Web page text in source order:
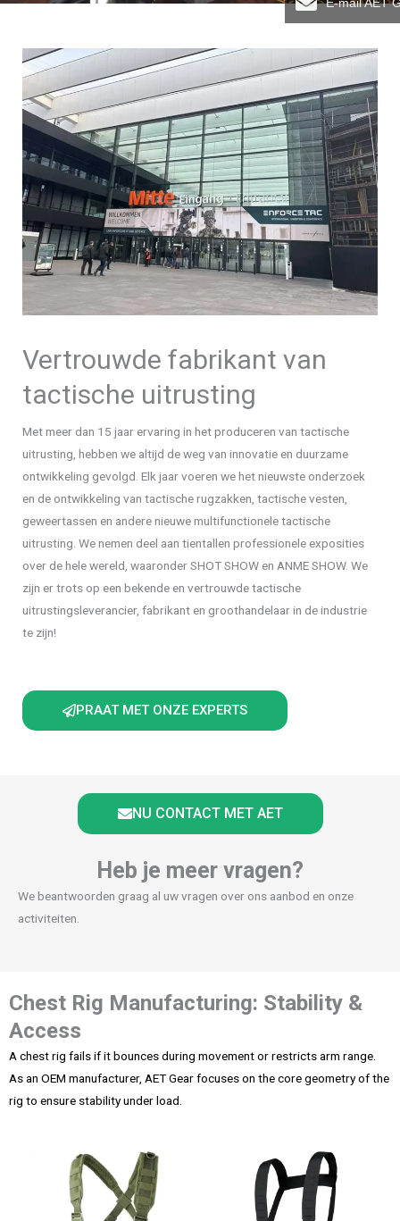
Vertrouwde fabrikant van
tactische uitrusting
Met meer dan 15 jaar ervaring in het produceren van tactische
uitrusting, hebben we altijd de weg van innovatie en duurzame
ontwikkeling gevolgd. Elk jaar voeren we het nieuwste onderzoek
en de ontwikkeling van tactische rugzakken, tactische vesten,
geweertassen en andere nieuwe multifunctionele tactische
uitrusting. We nemen deel aan tientallen professionele exposities
over de hele wereld, waaronder SHOT SHOW en ANME SHOW. We
zijn er trots op een bekende en vertrouwde tactische
uitrustingsleverancier, fabrikant en groothandelaar in de industrie
te zijn!
PRAAT MET ONZE EXPERTS
NU CONTACT MET AET
Heb je meer vragen?
We beantwoorden graag al uw vragen over ons aanbod en onze
activiteiten.
Chest Rig Manufacturing: Stability &
Access
A chest rig fails if it bounces during movement or restricts arm range.
As an OEM manufacturer, AET Gear focuses on the core geometry of the
rig to ensure stability under load.